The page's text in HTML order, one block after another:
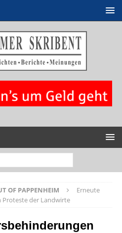
OF PAPPENHEIM
Erneute
der Landwirte